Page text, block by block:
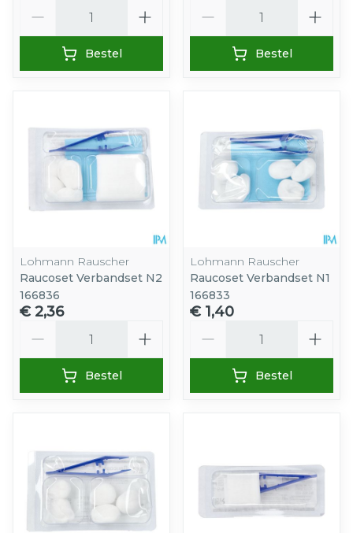
Bestel Bestel
Lohmann Rauscher
Raucoset Verbandset N2
166836
€ 2,36
Bestel
Lohmann Rauscher
Raucoset Verbandset N1
166833
€ 1,40
Bestel